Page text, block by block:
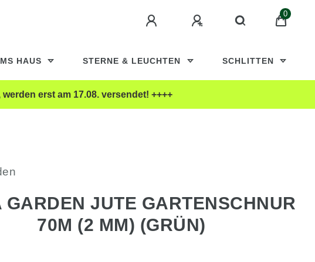
0
HAUS STERNE & LEUCHTEN SCHLITTEN
erst am 17.08. versendet! ++++
GARDEN JUTE GARTENSCHNUR
70M (2 MM) (GRÜN)